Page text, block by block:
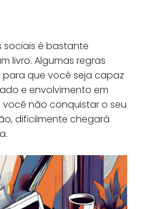
sociais é bastante
livro. Algumas regras
que você seja capaz
e envolvimento em
você não conquistar o seu
dificilmente chegará